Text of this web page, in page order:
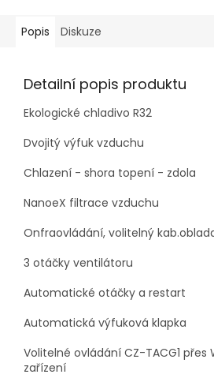
Popis Diskuze
Detailní popis produktu
Ekologické chladivo R32
Dvojitý výfuk vzduchu
Chlazení - shora topení - zdola
NanoeX filtrace vzduchu
Onfraovládání, volitelný
3 otáčky ventilátoru
Automatické otáčky a restart
Automatická výfuková klapka
Volitelné ovládání CZ-TACG1
zařízení